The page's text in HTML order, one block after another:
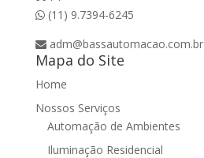
(11) 9.7394-6245
adm@bassautomacao.com.br
Mapa do Site
Home
Nossos Serviços
Automação de Ambientes
Iluminação Residencial